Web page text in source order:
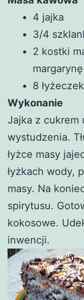
4 jajka
3/4
2 kostki
8
Wykonanie
Jajka z cukrem
wystudzenia.
łyżce masy
łyżkach wody,
masy. Na
spirytusu.
kokosowe.
inwencji.